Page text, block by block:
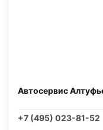
Автосервис
+7 (495) 023-81-52